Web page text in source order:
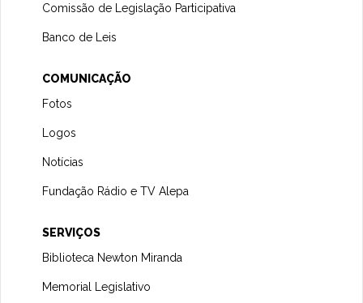
Comissão de Legislação Participativa
Banco de Leis
COMUNICAÇÃO
Fotos
Logos
Notícias
Fundação Rádio e TV Alepa
SERVIÇOS
Biblioteca Newton Miranda
Memorial Legislativo